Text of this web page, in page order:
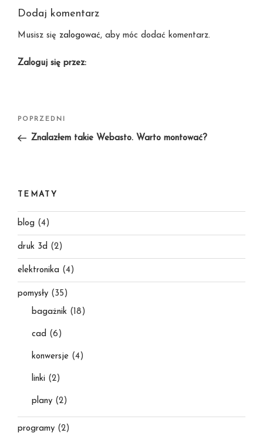
Dodaj komentarz
Musisz się zalogować, aby móc dodać komentarz.
Zaloguj się przez:
Nawigacja
wpisu
Poprzedni
wpis
POPRZEDNI
Znalazłem takie Webasto. Warto montować?
TEMATY
blog (4)
druk 3d (2)
elektronika (4)
pomysły (35)
bagażnik (18)
cad (6)
konwersje (4)
linki (2)
plany (2)
programy (2)